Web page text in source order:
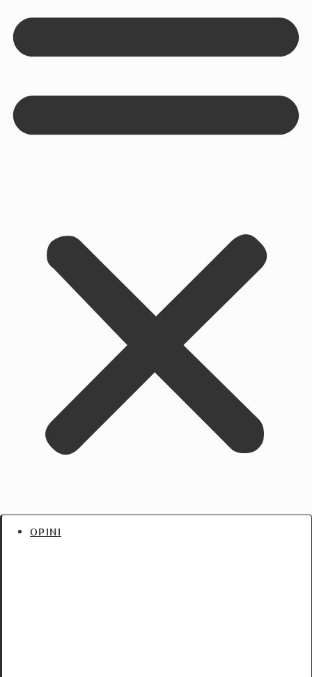
OPINI